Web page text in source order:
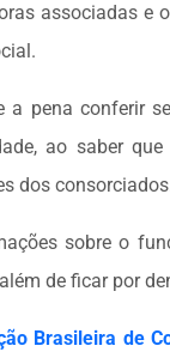
associadas e
pena conferir
ao saber
dos
sobre o
de ficar por
Brasileira de